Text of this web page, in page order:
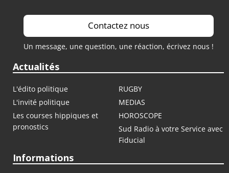
Contactez nous
Un message, une question, une réaction, écrivez nous !
Actualités
L'édito politique
RUGBY
L'invité politique
MEDIAS
Les courses hippiques et
pronostics
HOROSCOPE
Sud Radio à votre Service avec
Fiducial
Informations